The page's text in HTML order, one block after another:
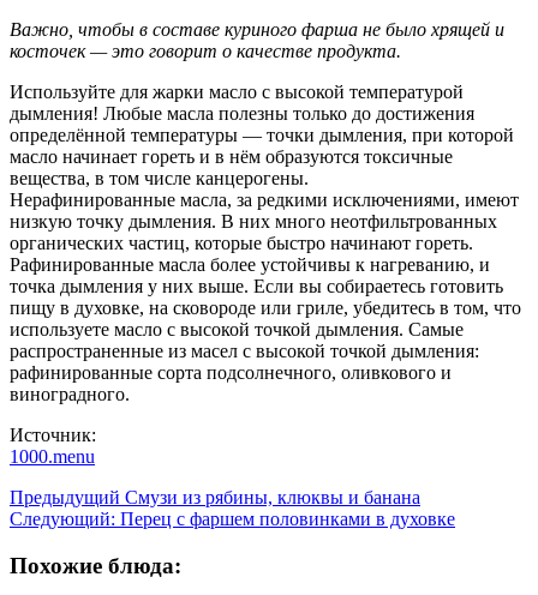
Важно, чтобы в составе куриного фарша не было хрящей и
косточек — это говорит о качестве продукта.
Используйте для жарки масло с высокой температурой
дымления! Любые масла полезны только до достижения
определённой температуры — точки дымления, при которой
масло начинает гореть и в нём образуются токсичные
вещества, в том числе канцерогены.
Нерафинированные масла, за редкими исключениями, имеют
низкую точку дымления. В них много неотфильтрованных
органических частиц, которые быстро начинают гореть.
Рафинированные масла более устойчивы к нагреванию, и
точка дымления у них выше. Если вы собираетесь готовить
пищу в духовке, на сковороде или гриле, убедитесь в том, что
используете масло с высокой точкой дымления. Самые
распространенные из масел с высокой точкой дымления:
рафинированные сорта подсолнечного, оливкового и
виноградного.
Источник:
1000.menu
Навигация
записи
Предыдущий Смузи из рябины, клюквы и банана
Следующий: Перец с фаршем половинками в духовке
Похожие блюда: